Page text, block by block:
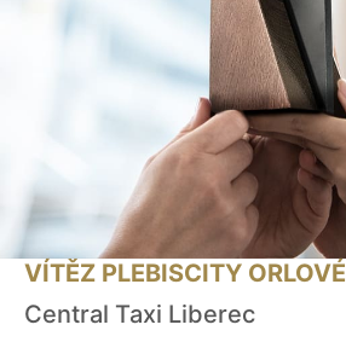
VÍTĚZ PLEBISCITY ORLOVÉ
Central Taxi Liberec